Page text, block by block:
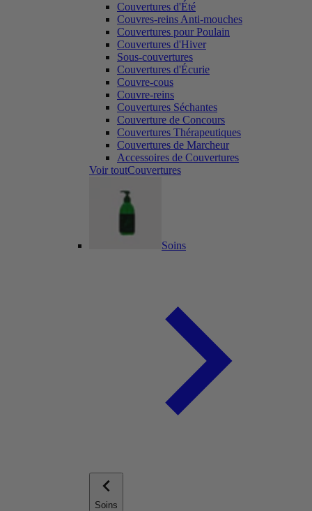
Couvertures d'Été
Couvres-reins Anti-mouches
Couvertures pour Poulain
Couvertures d'Hiver
Sous-couvertures
Couvertures d'Écurie
Couvre-cous
Couvre-reins
Couvertures Séchantes
Couverture de Concours
Couvertures Thérapeutiques
Couvertures de Marcheur
Accessoires de Couvertures
Voir toutCouvertures
Soins
Soins